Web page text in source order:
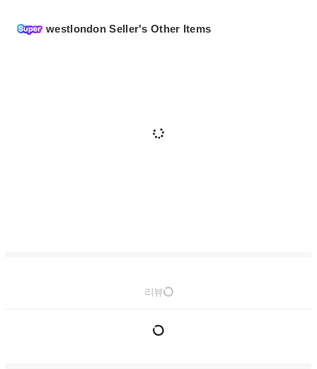
westlondon Seller's Other Items
리뷰